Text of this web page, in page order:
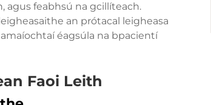
agus feabhsú na gcillíteach.
an prótacal leigheasa
éagsúla na bpacientí
Faoi Leith